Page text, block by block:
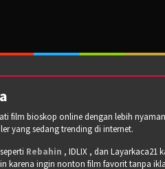
bioskop online dengan lebih
yang sedang trending di internet.
Rebahin , IDLIX , dan Layarkaca21
karena ingin nonton film favorit tanpa